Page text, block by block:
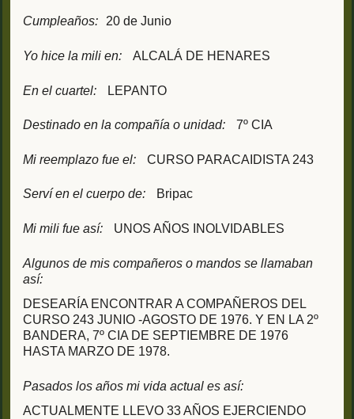
Cumpleaños: 20 de Junio
Yo hice la mili en: ALCALÁ DE HENARES
En el cuartel: LEPANTO
Destinado en la compañía o unidad: 7º CIA
Mi reemplazo fue el: CURSO PARACAIDISTA 243
Serví en el cuerpo de: Bripac
Mi mili fue así: UNOS AÑOS INOLVIDABLES
Algunos de mis compañeros o mandos se llamaban
así:
DESEARÍA ENCONTRAR A COMPAÑEROS DEL
CURSO 243 JUNIO -AGOSTO DE 1976. Y EN LA 2º
BANDERA, 7º CIA DE SEPTIEMBRE DE 1976
HASTA MARZO DE 1978.
Pasados los años mi vida actual es así:
ACTUALMENTE LLEVO 33 AÑOS EJERCIENDO